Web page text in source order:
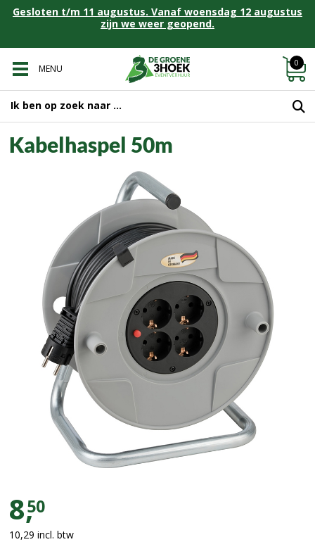
Gesloten t/m 11 augustus. Vanaf woensdag 12 augustus
zijn we weer geopend.
MENU
0
Kabelhaspel 50m
Kabelhaspel 50m
8,50
10,29 incl. btw